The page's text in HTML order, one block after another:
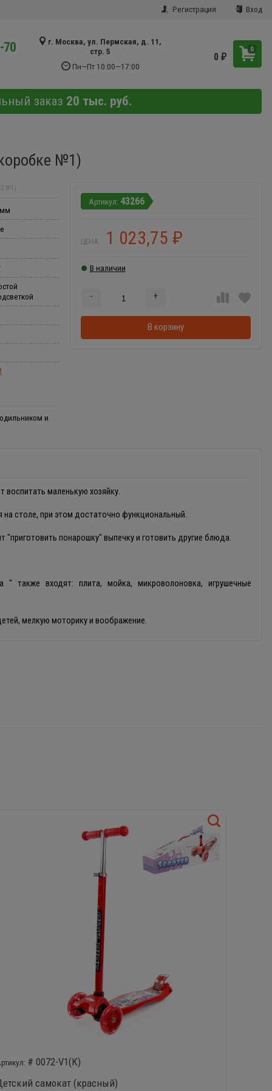
Регистрация Вход
70
г. Москва, ул. Пермская, д. 11,
стр. 5
Пн—Пт 10:00—17:00
0
0₽
заказ 20 тыс. руб.
№1)
43266
ЦЕНА: 1 023,75₽
В наличии
- +
В корзину
№1)
и
маленькую хозяйку.
столе, при этом достаточно функциональный.
"приготовить понарошку" выпечку и готовить другие блюда.
также входят: плита, мойка, микроволоновка, игрушечные
мелкую моторику и воображение.
# 0072-V1(К)
самокат (красный)